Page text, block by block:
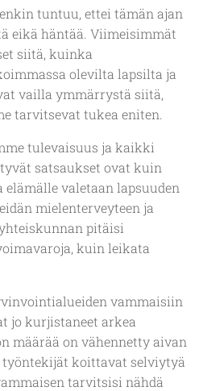
tuntuu, ettei tämän ajan
eikä häntää. Viimeisimmät
siitä, kuinka
olevilta lapsilta ja
vailla ymmärrystä siitä,
tarvitsevat tukea eniten.
tulevaisuus ja kaikki
satsaukset ovat kuin
valetaan lapsuuden
mielenterveyteen ja
pitäisi
kuin leikata
vammaisiin
jo kurjistaneet arkea
määrää on vähennetty aivan
koittavat selviytyä
tarvitsisi nähdä